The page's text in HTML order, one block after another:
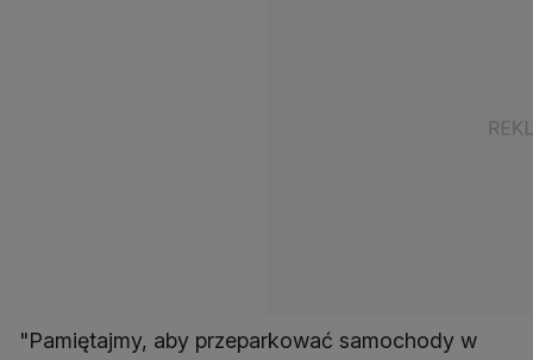
"Pamiętajmy, aby przeparkować samochody w